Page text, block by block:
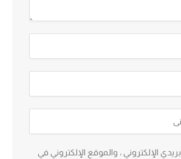
الإلكتروني ، والموقع الإلكتروني في